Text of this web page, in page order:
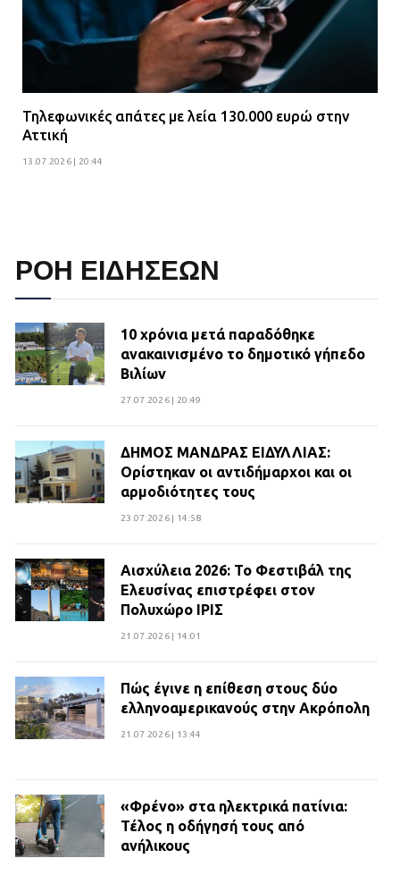
Τηλεφωνικές απάτες με λεία 130.000 ευρώ στην
Αττική
13.07.2026 | 20:44
ΡΟΗ ΕΙΔΗΣΕΩΝ
10 χρόνια μετά παραδόθηκε
ανακαινισμένο το δημοτικό γήπεδο
Βιλίων
27.07.2026 | 20:49
ΔΗΜΟΣ ΜΑΝΔΡΑΣ ΕΙΔΥΛΛΙΑΣ:
Ορίστηκαν οι αντιδήμαρχοι και οι
αρμοδιότητες τους
23.07.2026 | 14:58
Αισχύλεια 2026: Το Φεστιβάλ της
Ελευσίνας επιστρέφει στον
Πολυχώρο ΙΡΙΣ
21.07.2026 | 14:01
Πώς έγινε η επίθεση στους δύο
ελληνοαμερικανούς στην Ακρόπολη
21.07.2026 | 13:44
«Φρένο» στα ηλεκτρικά πατίνια:
Τέλος η οδήγησή τους από
ανήλικους